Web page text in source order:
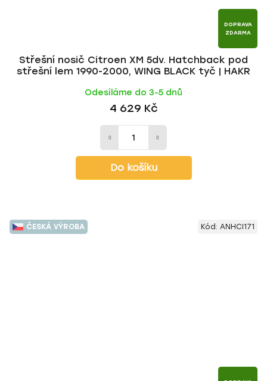
DOPRAVA
ZDARMA
Střešní nosič Citroen XM 5dv. Hatchback pod
střešní lem 1990-2000, WING BLACK tyč | HAKR
Odesíláme do 3-5 dnů
4 629 Kč
Do košíku
ČESKÁ VÝROBA Kód: ANHCI171